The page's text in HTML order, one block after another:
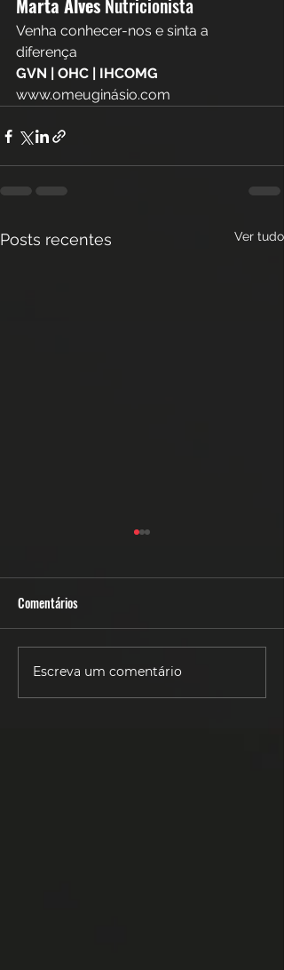
Marta Alves Nutricionista
Venha conhecer-nos e sinta a
diferença
GVN | OHC | IHCOMG
www.omeuginásio.com
Posts recentes Ver tudo
6 Dicas - Personal Training
Comentários
Escreva um comentário